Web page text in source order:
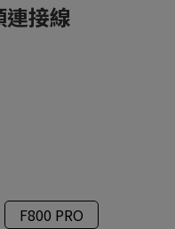
連接線
F800 PRO